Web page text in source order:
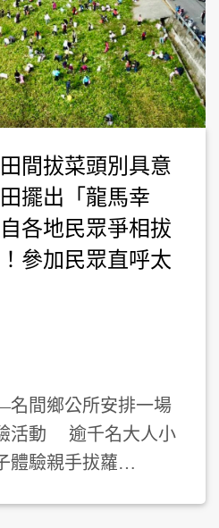
間拔菜頭別具意
擺出「龍馬幸
各地民眾爭相拔
參加民眾直呼太
名間鄉公所安排一場
活動 逾千名大人小
體驗親手拔蘿…